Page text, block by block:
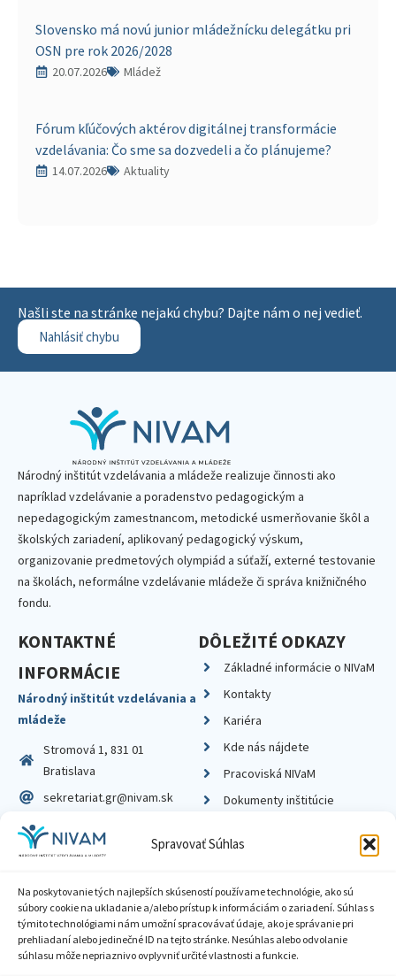
Spravovať Súhlas
Na poskytovanie tých najlepších skúseností používame technológie, ako sú
súbory cookie na ukladanie a/alebo prístup k informáciám o zariadení. Súhlas s
týmito technológiami nám umožní spracovávať údaje, ako je správanie pri
prehliadaní alebo jedinečné ID na tejto stránke. Nesúhlas alebo odvolanie
súhlasu môže nepriaznivo ovplyvniť určité vlastnosti a funkcie.
Slovensko má novú junior mládežnícku delegátku pri
OSN pre rok 2026/2028
20.07.2026 Mládež
Fórum kľúčových aktérov digitálnej transformácie
vzdelávania: Čo sme sa dozvedeli a čo plánujeme?
14.07.2026 Aktuality
Našli ste na stránke nejakú chybu? Dajte nám o nej vedieť.
Nahlásiť chybu
Národný inštitút vzdelávania a mládeže realizuje činnosti ako
napríklad vzdelávanie a poradenstvo pedagogickým a
nepedagogickým zamestnancom, metodické usmerňovanie škôl a
školských zariadení, aplikovaný pedagogický výskum,
organizovanie predmetových olympiád a súťaží, externé testovanie
na školách, neformálne vzdelávanie mládeže či správa knižničného
fondu.
KONTAKTNÉ
INFORMÁCIE
Národný inštitút vzdelávania a
mládeže
Stromová 1, 831 01
Bratislava
sekretariat.gr@nivam.sk
IČO: 00164348
DIČ: 2020798714
DÔLEŽITÉ ODKAZY
Základné informácie o NIVaM
Kontakty
Kariéra
Kde nás nájdete
Pracoviská NIVaM
Dokumenty inštitúcie
Zásady ochrany súkromia